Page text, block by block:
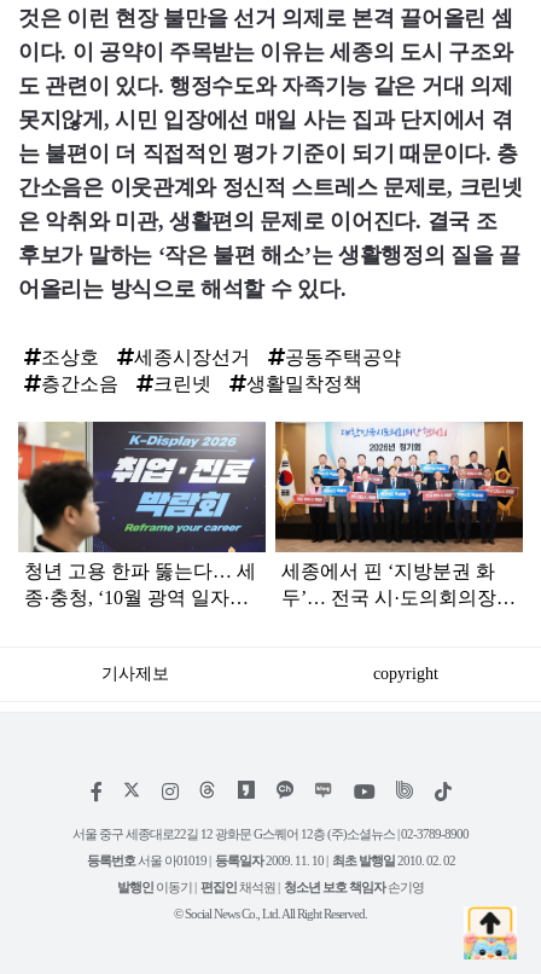
것은 이런 현장 불만을 선거 의제로 본격 끌어올린 셈
이다. 이 공약이 주목받는 이유는 세종의 도시 구조와
도 관련이 있다. 행정수도와 자족기능 같은 거대 의제
못지않게, 시민 입장에선 매일 사는 집과 단지에서 겪
는 불편이 더 직접적인 평가 기준이 되기 때문이다. 층
간소음은 이웃관계와 정신적 스트레스 문제로, 크린넷
은 악취와 미관, 생활편의 문제로 이어진다. 결국 조
후보가 말하는 ‘작은 불편 해소’는 생활행정의 질을 끌
어올리는 방식으로 해석할 수 있다.
조상호 세종시장선거
공동주택공약
층간소음
크린넷 생활밀착정책
탑
라
인
청년 고용 한파 뚫는다… 세
종·충청, ‘10월 광역 일자리
세종에서 핀 ‘지방분권 화
두’… 전국 시·도의회의장
기사제보 copyright
페
스
인
타
램
위
트
유
튜
틱
서울 중구 세종대로22길 12 광화문 G스퀘어 12층 (주)소셜뉴스 | 02-3789-8900
등록번호 서울 아01019 | 등록일자2009. 11. 10 | 최초 발행일 2010. 02. 02
발행인 이동기 | 편집인 채석원 | 청소년 보호 책임자손기영
© Social News Co., Ltd. All Right Reserved.